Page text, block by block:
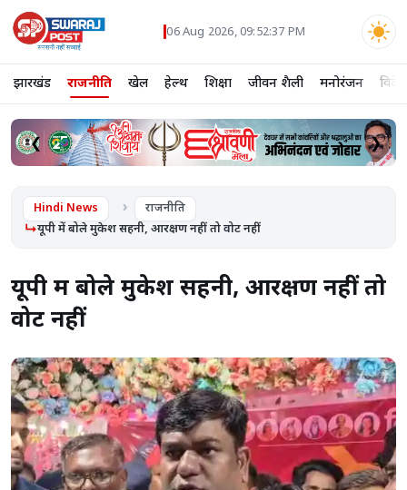
06 Aug 2026, 09:52:37 PM
झारखंड राजनीति खेल हेल्थ शिक्षा जीवन शैली मनोरंजन विदेश
❮ ❯
Hindi News राजनीति
यूपी में बोले मुकेश सहनी, आरक्षण नहीं तो वोट नहीं
यूपी में बोले मुकेश सहनी, आरक्षण नहीं तो
वोट नहीं